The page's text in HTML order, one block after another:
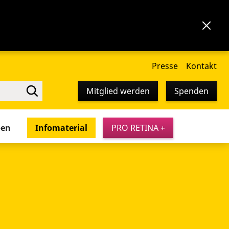
Presse Kontakt
Mitglied werden Spenden
Infomaterial PRO RETINA +